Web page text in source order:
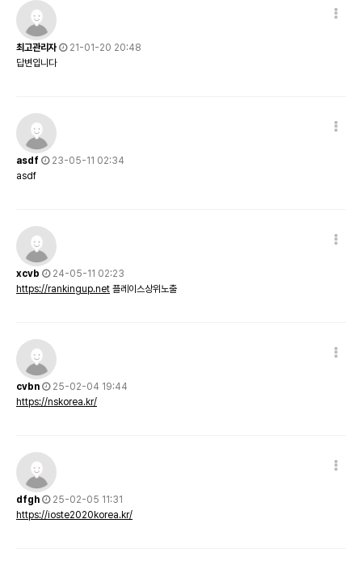
최고관리자
21-01-20 20:48
답변입니다
asdf
23-05-11 02:34
asdf
xcvb
24-05-11 02:23
https://rankingup.net 플레이스상위노출
cvbn
25-02-04 19:44
https://nskorea.kr/
dfgh
25-02-05 11:31
https://ioste2020korea.kr/